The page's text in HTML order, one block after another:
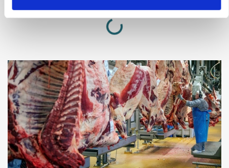
Annonce
Loading...